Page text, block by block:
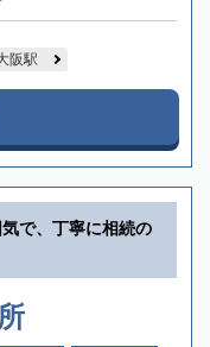
阪駅
で、丁寧に相続の